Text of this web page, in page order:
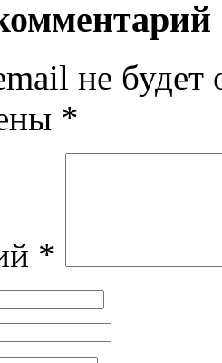
не будет
*
*